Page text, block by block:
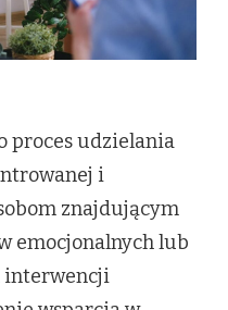
proces udzielania
i
znajdującym
emocjonalnych lub
interwencji